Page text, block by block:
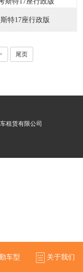
特17座行政版
尾页
租赁有限公司
车型 关于我们